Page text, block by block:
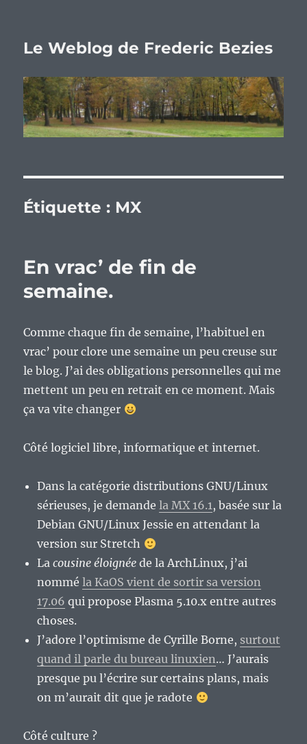
Le Weblog de Frederic Bezies
Étiquette : MX
En vrac’ de fin de
semaine.
Comme chaque fin de semaine, l’habituel en
vrac’ pour clore une semaine un peu creuse sur
le blog. J’ai des obligations personnelles qui me
mettent un peu en retrait en ce moment. Mais
ça va vite changer
Côté logiciel libre, informatique et internet.
Dans la catégorie distributions GNU/Linux
sérieuses, je demandela MX 16.1, basée sur la
Debian GNU/Linux Jessie en attendant la
version sur Stretch
Lacousine éloignée de la ArchLinux, j’ai
nomméla KaOS vient de sortir sa version
17.06 qui propose Plasma 5.10.x entre autres
choses.
J’adore l’optimisme de Cyrille Borne, surtout
quand il parle du bureau linuxien… J’aurais
presque pu l’écrire sur certains plans, mais
on m’aurait dit que je radote
Côté culture ?